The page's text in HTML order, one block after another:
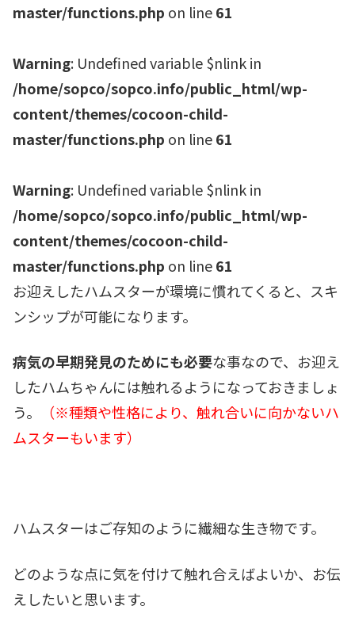
master/functions.php on line61
Warning: Undefined variable $nlink in
/home/sopco/sopco.info/public_html/wp-
content/themes/cocoon-child-
master/functions.php on line61
Warning: Undefined variable $nlink in
/home/sopco/sopco.info/public_html/wp-
content/themes/cocoon-child-
master/functions.php on line61
お迎えしたハムスターが環境に慣れてくると、スキ
ンシップが可能になります。
病気の早期発見のためにも必要な事なので、お迎え
したハムちゃんには触れるようになっておきましょ
う。
（※種類や性格により、触れ合いに向かないハ
ムスターもいます）
ハムスターはご存知のように繊細な生き物です。
どのような点に気を付けて触れ合えばよいか、お伝
えしたいと思います。